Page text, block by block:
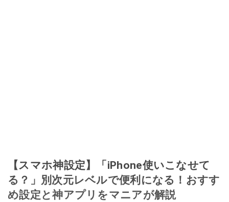
【スマホ神設定】「iPhone使いこなせて
る？」別次元レベルで便利になる！おすす
め設定と神アプリをマニアが解説